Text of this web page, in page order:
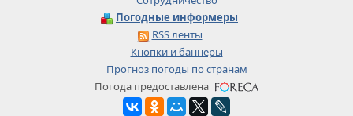
Погодные информеры
RSS ленты
Кнопки и баннеры
Прогноз погоды по странам
Погода предоставлена